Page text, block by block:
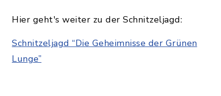
Hier geht's weiter zu der Schnitzeljagd:
Schnitzeljagd “Die Geheimnisse der Grünen
Lunge”